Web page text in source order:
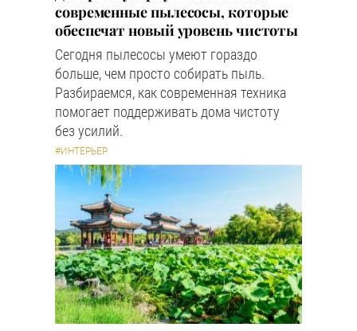
современные пылесосы, которые
обеспечат новый уровень чистоты
Сегодня пылесосы умеют гораздо
больше, чем просто собирать пыль.
Разбираемся, как современная техника
помогает поддерживать дома чистоту
без усилий.
#ИНТЕРЬЕР